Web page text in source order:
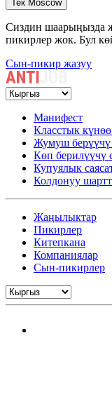
Тек Moscow
Сиздин шаарыңызда
пикирлер жок. Бул
Сын-пикир жазуу
Манифест
Класстык
Жумуш берүүчү
Көп берилүүчү
Купуялык
Колдонуу
Жаңылыктар
Пикирлер
Китепкана
Компаниялар
Сын-пикирлер